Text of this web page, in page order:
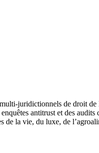
juridictionnels de droit
antitrust et des
la vie, du luxe, de